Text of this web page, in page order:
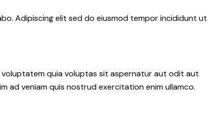
Adipiscing elit sed do eiusmod tempor incididunt ut
voluptatem quia voluptas sit aspernatur aut odit aut
ad veniam quis nostrud exercitation enim ullamco.